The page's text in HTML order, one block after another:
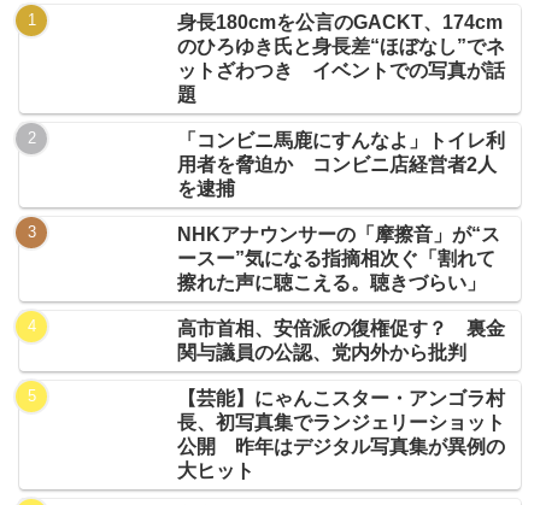
身長180cmを公言のGACKT、174cm
のひろゆき氏と身長差“ほぼなし”でネ
ットざわつき イベントでの写真が話
題
「コンビニ馬鹿にすんなよ」トイレ利
用者を脅迫か コンビニ店経営者2人
を逮捕
NHKアナウンサーの「摩擦音」が“ス
ースー”気になる指摘相次ぐ「割れて
擦れた声に聴こえる。聴きづらい」
高市首相、安倍派の復権促す？ 裏金
関与議員の公認、党内外から批判
【芸能】にゃんこスター・アンゴラ村
長、初写真集でランジェリーショット
公開 昨年はデジタル写真集が異例の
大ヒット